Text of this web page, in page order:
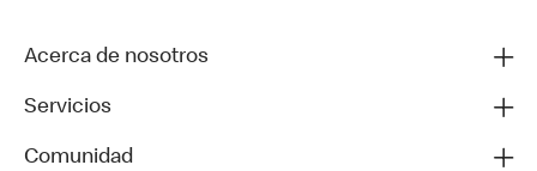
Acerca de nosotros
Servicios
Comunidad